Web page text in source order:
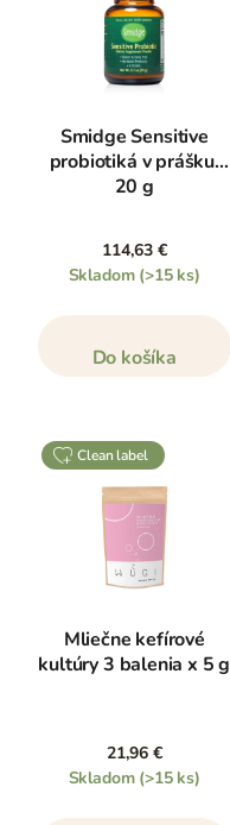
Smidge Sensitive
probiotiká v prášku,
20 g
114,63 €
Skladom (>15 ks)
Do košíka
clean label
Mliečne kefírové
kultúry 3 balenia x 5 g
21,96 €
Skladom (>15 ks)